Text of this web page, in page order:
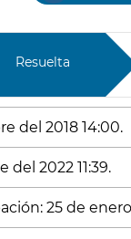
Resuelta
del 2018 14:00.
2022 11:39.
25 de enero